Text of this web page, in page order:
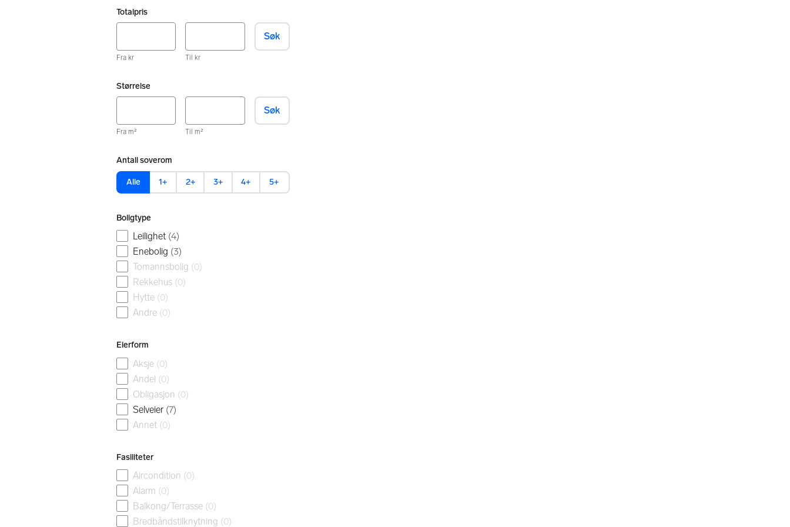
Totalpris
Fra kr Til kr
Søk
Størrelse
Fra m² Til m²
Søk
Antall soverom
Alle 1+ 2+ 3+ 4+ 5+
Boligtype
Leilighet (4)
Enebolig (3)
Tomannsbolig (0)
Rekkehus (0)
Hytte (0)
Andre (0)
Eierform
Aksje (0)
Andel (0)
Obligasjon (0)
Selveier (7)
Annet (0)
Fasiliteter
Aircondition (0)
Alarm (0)
Balkong/Terrasse (0)
Bredbåndstilknytning (0)